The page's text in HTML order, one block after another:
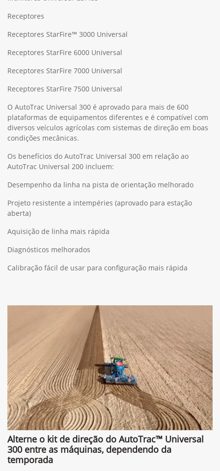
Receptores
Receptores StarFire™ 3000 Universal
Receptores StarFire 6000 Universal
Receptores StarFire 7000 Universal
Receptores StarFire 7500 Universal
O AutoTrac Universal 300 é aprovado para mais de 600
plataformas de equipamentos diferentes e é compatível com
diversos veículos agrícolas com sistemas de direção em boas
condições mecânicas.
Os benefícios do AutoTrac Universal 300 em relação ao
AutoTrac Universal 200 incluem:
Desempenho da linha na pista de orientação melhorado
Projeto resistente a intempéries (aprovado para estação
aberta)
Aquisição de linha mais rápida
Diagnósticos melhorados
Calibração fácil de usar para configuração mais rápida
Alterne o kit de direção do AutoTrac™ Universal
300 entre as máquinas, dependendo da
temporada